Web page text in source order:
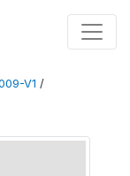
V1 /